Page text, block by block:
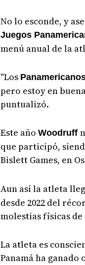
No lo esconde, y
Juegos
menú anual de la
"Los
pero estoy en
puntualizó.
Este año Woodruff
que participó,
Bislett Games, en
Aun así la atleta
desde 2022 del
molestias físicas
La atleta es
Panamá ha ganado